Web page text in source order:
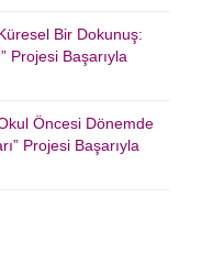
Bir Dokunuş:
Projesi Başarıyla
Öncesi Dönemde
Projesi Başarıyla